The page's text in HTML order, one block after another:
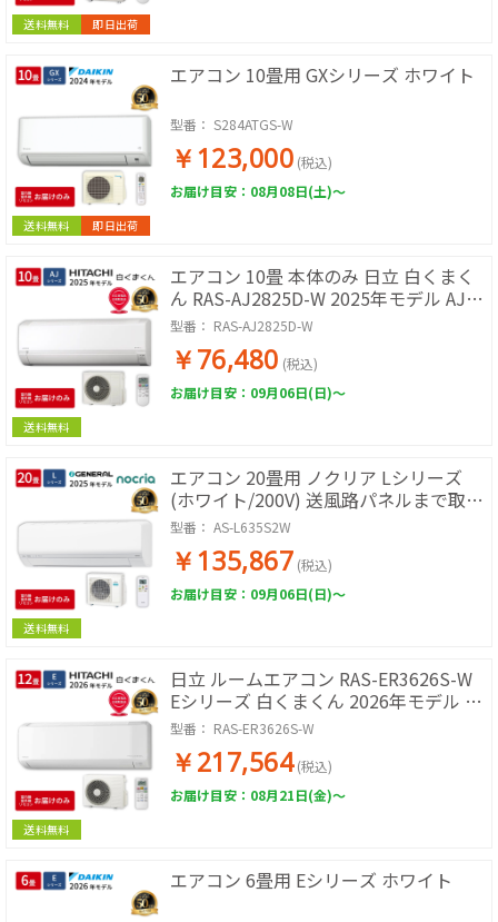
送料無料 即日出荷
送料無料 即日出荷
エアコン 10畳用 GXシリーズ ホワイト
型番： S284ATGS-W
￥123,000 (税込)
お届け目安：08月08日(土)～
送料無料
エアコン 10畳 本体のみ 日立 白くまく
ん RAS-AJ2825D-W 2025年モデル AJシ
リーズ ルームエアコン 取付工事なし 冷
暖房 単相200V スターホワイト 除湿 コ
ンパクト 壁掛けエアコン エアコン単品
リビング 寝室
型番： RAS-AJ2825D-W
￥76,480 (税込)
お届け目安：09月06日(日)～
送料無料
エアコン 20畳用 ノクリア Lシリーズ
(ホワイト/200V) 送風路パネルまで取り
外し可能でお手入れラクラク
型番： AS-L635S2W
￥135,867 (税込)
お届け目安：09月06日(日)～
送料無料
日立 ルームエアコン RAS-ER3626S-W
Eシリーズ 白くまくん 2026年モデル 12
畳用 3.6kW 単相100V スターホワイト
凍結洗浄 Light ステンレス・クリーン
ecoこれっきり
型番： RAS-ER3626S-W
￥217,564 (税込)
お届け目安：08月21日(金)～
エアコン 6畳用 Eシリーズ ホワイト